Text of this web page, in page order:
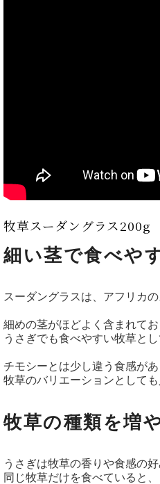
牧草スーダングラス200g
細い茎で食べや
スーダングラスは、アフリカ
細めの茎がほどよく含まれて
うさぎでも食べやすい牧草と
チモシーとは少し違う食感が
牧草のバリエーションとして
牧草の種類を増
うさぎは牧草の香りや食感の
同じ牧草だけを食べていると、